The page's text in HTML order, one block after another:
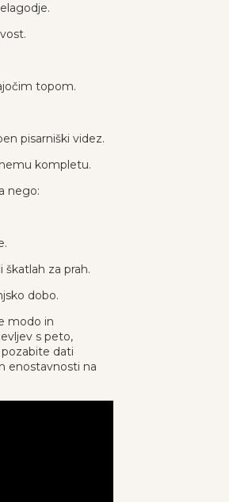
topom.
pisarniški videz.
kompletu.
nego:
za prah.
dobo.
modo in
s peto,
dati
enostavnosti na